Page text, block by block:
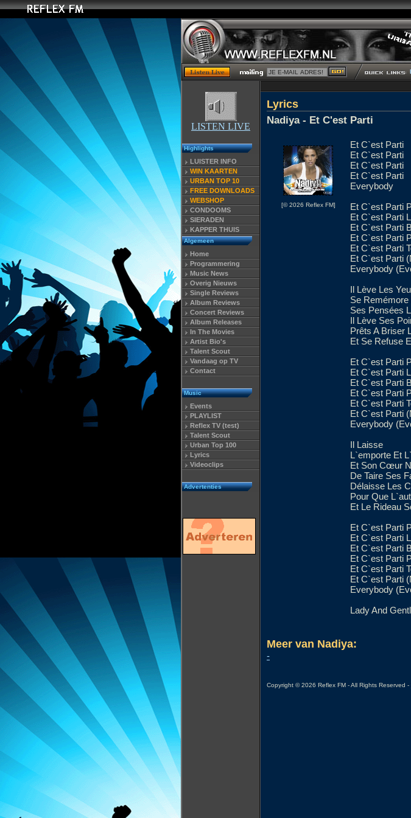
LISTEN LIVE
Highlights
LUISTER INFO
WIN KAARTEN
URBAN TOP 10
FREE DOWNLOADS
WEBSHOP
CONDOOMS
SIERADEN
KAPPER THUIS
Algemeen
Home
Programmering
Music News
Overig Nieuws
Single Reviews
Album Reviews
Concert Reviews
Album Releases
In The Movies
Artist Bio's
Talent Scout
Vandaag op TV
Contact
Music
Events
PLAYLIST
Reflex TV (test)
Talent Scout
Urban Top 100
Lyrics
Videoclips
Advertenties
Lyrics
Nadiya - Et C'est Parti
[© 2026 Reflex FM]
Et C`est Parti
Et C`est Parti
Et C`est Parti
Et C`est Parti
Everybody
Et C`est Parti
Et C`est Parti
Et C`est Parti
Et C`est Parti
Et C`est Parti
Et C`est Parti
Everybody
Il Lève Les
Se Remémore
Ses Pensées
Il Lève Ses
Prêts A Briser
Et Se Refuse
Et C`est Parti
Et C`est Parti
Et C`est Parti
Et C`est Parti
Et C`est Parti
Et C`est Parti
Everybody
Il Laisse
L`emporte Et
Et Son Cœur
De Taire Ses
Délaisse Les
Pour Que
Et Le Rideau
Et C`est Parti
Et C`est Parti
Et C`est Parti
Et C`est Parti
Et C`est Parti
Et C`est Parti
Everybody
Lady And
Meer van Nadiya:
-
Copyright © 2026 Reflex FM - All Rights Reserved -